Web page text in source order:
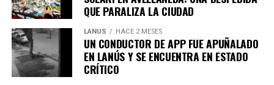
En segundo lugar, la muerte asistida voluntaria, donde la
persona se autoadministra el medicamento recetado
por un médico.
QUE PARALIZA LA CIUDAD
LANUS HACE 2 MESES
UN CONDUCTOR DE APP FUE APUÑALADO
EN LANÚS Y SE ENCUENTRA EN ESTADO
CRÍTICO